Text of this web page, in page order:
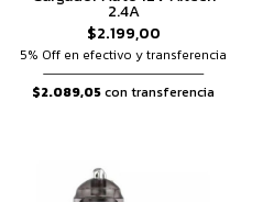
2.4A
$2.199,00
5% Off en efectivo y transferencia
$2.089,05con transferencia